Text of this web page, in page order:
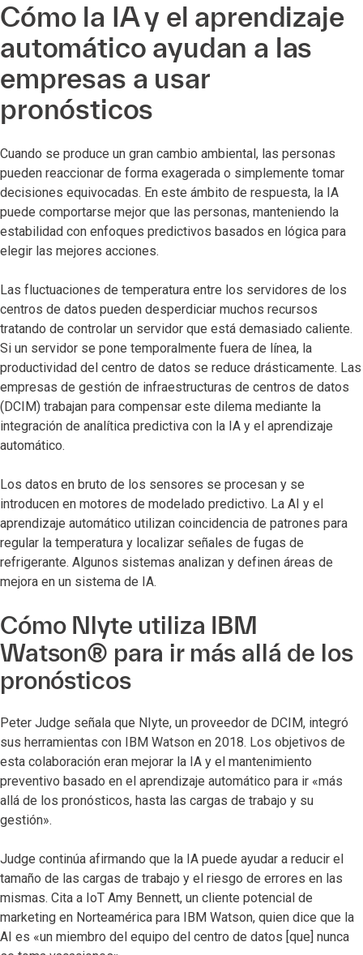
Cómo la IA y el aprendizaje
automático ayudan a las
empresas a usar
pronósticos
Cuando se produce un gran cambio ambiental, las personas
pueden reaccionar de forma exagerada o simplemente tomar
decisiones equivocadas. En este ámbito de respuesta, la IA
puede comportarse mejor que las personas, manteniendo la
estabilidad con enfoques predictivos basados en lógica para
elegir las mejores acciones.
Las fluctuaciones de temperatura entre los servidores de los
centros de datos pueden desperdiciar muchos recursos
tratando de controlar un servidor que está demasiado caliente.
Si un servidor se pone temporalmente fuera de línea, la
productividad del centro de datos se reduce drásticamente. Las
empresas de gestión de infraestructuras de centros de datos
(DCIM) trabajan para compensar este dilema mediante la
integración de analítica predictiva con la IA y el aprendizaje
automático.
Los datos en bruto de los sensores se procesan y se
introducen en motores de modelado predictivo. La AI y el
aprendizaje automático utilizan coincidencia de patrones para
regular la temperatura y localizar señales de fugas de
refrigerante. Algunos sistemas analizan y definen áreas de
mejora en un sistema de IA.
Cómo Nlyte utiliza IBM
Watson® para ir más allá de los
pronósticos
Peter Judge señala que NIyte, un proveedor de DCIM, integró
sus herramientas con IBM Watson en 2018. Los objetivos de
esta colaboración eran mejorar la IA y el mantenimiento
preventivo basado en el aprendizaje automático para ir «más
allá de los pronósticos, hasta las cargas de trabajo y su
gestión».
Judge continúa afirmando que la IA puede ayudar a reducir el
tamaño de las cargas de trabajo y el riesgo de errores en las
mismas. Cita a IoT Amy Bennett, un cliente potencial de
marketing en Norteamérica para IBM Watson, quien dice que la
AI es «un miembro del equipo del centro de datos [que] nunca